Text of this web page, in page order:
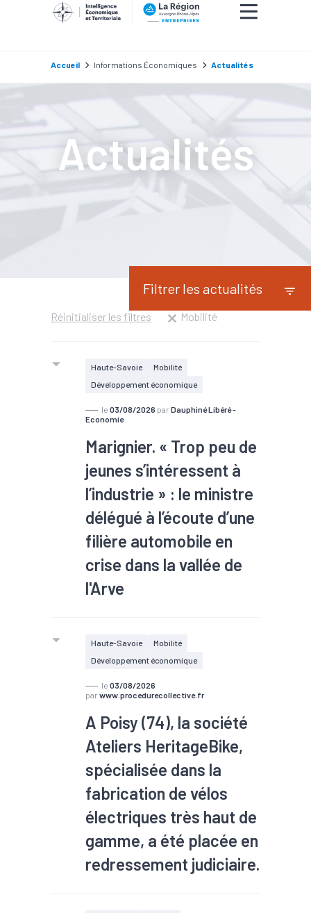
Accueil Informations Économiques Actualités
Actualités
Filtrer les actualités
Réinitialiser les filtres Mobilité
Haute-Savoie
Mobilité
Développement économique
le 03/08/2026 par Dauphiné Libéré -
Economie
Marignier. « Trop peu de
jeunes s’intéressent à
l’industrie » : le ministre
délégué à l’écoute d’une
filière automobile en
crise dans la vallée de
l'Arve
Sébastien Martin, ministre délégué
à l’Industrie, a échangé avec des
lors de sa visite de l’usine Léman
juillet.
Haute-Savoie
Mobilité
Développement économique
le 03/08/2026
par www.procedurecollective.fr
A Poisy (74), la société
Ateliers HeritageBike,
spécialisée dans la
fabrication de vélos
électriques très haut de
gamme, a été placée en
redressement judiciaire.